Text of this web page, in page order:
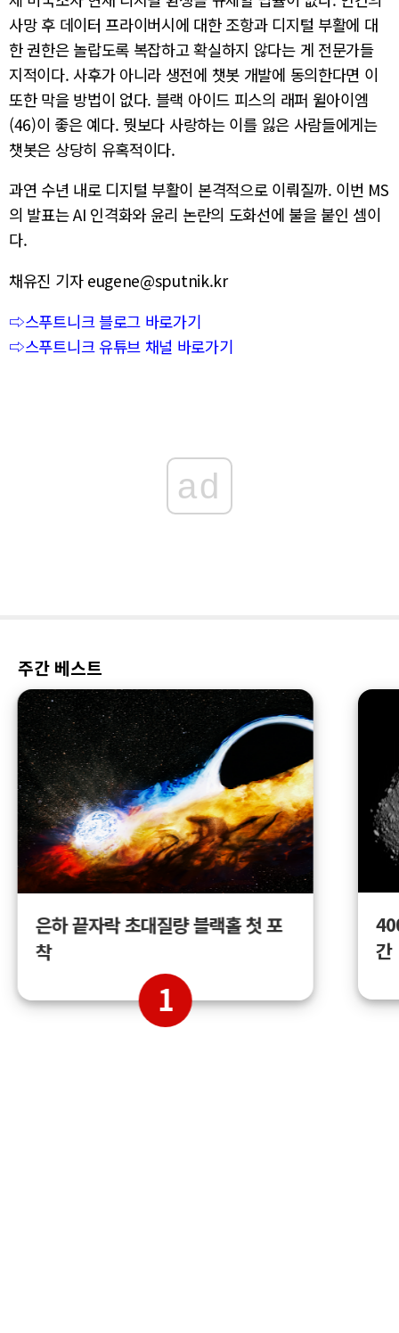
사망 후 데이터 프라이버시에 대한 조항과 디지털 부활에 대
한 권한은 놀랍도록 복잡하고 확실하지 않다는 게 전문가들
지적이다. 사후가 아니라 생전에 챗봇 개발에 동의한다면 이
또한 막을 방법이 없다. 블랙 아이드 피스의 래퍼 윌아이엠
(46)이 좋은 예다. 뭣보다 사랑하는 이를 잃은 사람들에게는
챗봇은 상당히 유혹적이다.
과연 수년 내로 디지털 부활이 본격적으로 이뤄질까. 이번 MS
의 발표는 AI 인격화와 윤리 논란의 도화선에 불을 붙인 셈이
다.
채유진 기자 eugene@sputnik.kr
⇨스푸트니크 블로그 바로가기
⇨스푸트니크 유튜브 채널 바로가기
ad
주간 베스트
은하 끝자락 초대질량 블랙홀 첫 포
착
1
간